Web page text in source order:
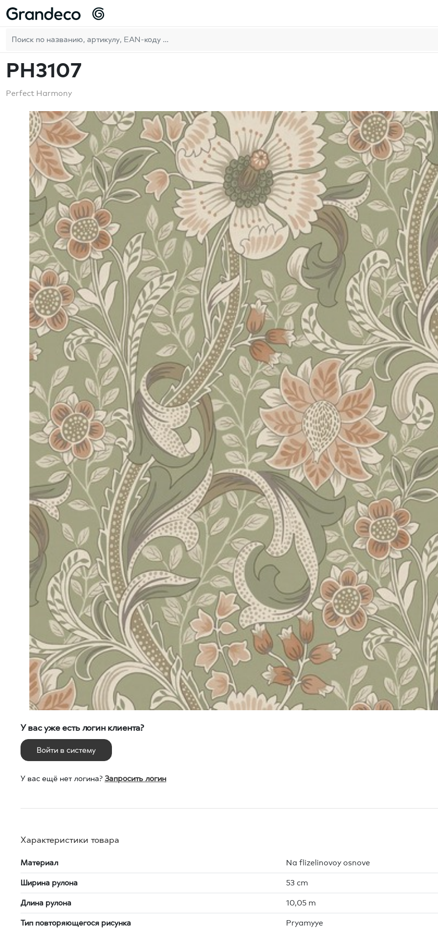
Домой GrandecoBoutique
PH3107
Perfect Harmony
У вас уже есть логин клиента?
Войти в систему
У вас ещё нет логина? Запросить логин
Характеристики товара
Материал Na flizelinovoy osnove
Ширина рулона 53 cm
Длина рулона 10,05 m
Тип повторяющегося рисунка Pryamyye